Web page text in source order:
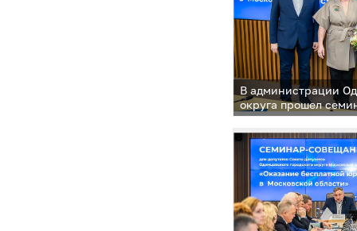
В администрации
округа прошел
для депутатов